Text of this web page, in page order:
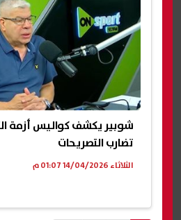
شوبير يكشف كواليس أزمة
تضارب التصريحات
الثلاثاء 14/04/2026 01:07 م